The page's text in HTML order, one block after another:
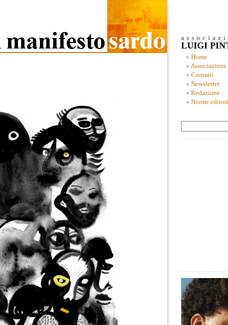
LUIGI
Home
Associazione
Contatti
Newsletter
Redazione
Norme